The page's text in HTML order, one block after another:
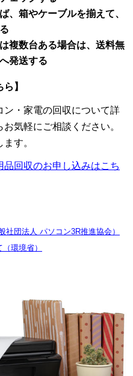
、箱やケーブルを揃えて、
複数台ある場合は、送料無
発送する
】
・家電の回収について詳
気軽にご相談ください。
す。
回収のお申し込みはこち
社団法人 パソコン3R推進協会）
環境省）